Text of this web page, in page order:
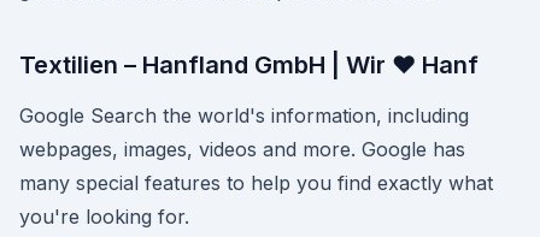
Textilien – Hanfland GmbH | Wir ♥ Hanf
Google Search the world's information, including
webpages, images, videos and more. Google has
many special features to help you find exactly what
you're looking for.